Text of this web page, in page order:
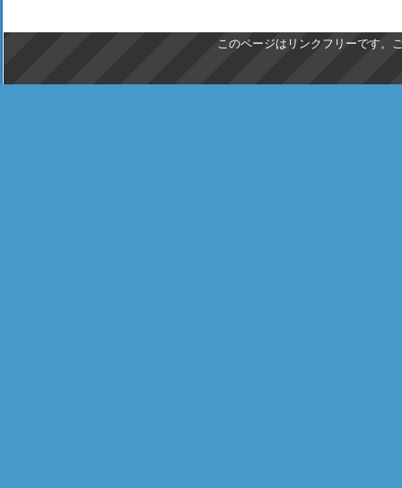
このページはリンクフリーです。